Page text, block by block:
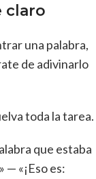
claro
una palabra,
de adivinarlo
toda la tarea.
que estaba
— «¡Eso es: